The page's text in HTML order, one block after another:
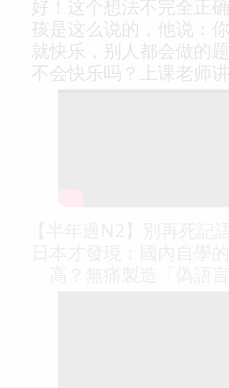
好！这个想法不完全正
孩是这么说的，他说：
就快乐，别人都会做的
不会快乐吗？上课老师